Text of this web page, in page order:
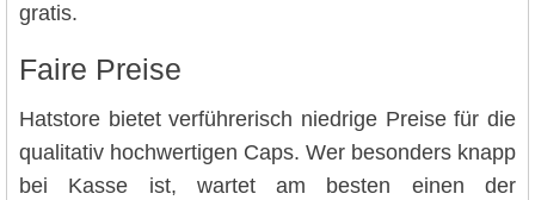
gratis.
Faire Preise
Hatstore bietet verführerisch niedrige Preise für die
qualitativ hochwertigen Caps. Wer besonders knapp
bei Kasse ist, wartet am besten einen der